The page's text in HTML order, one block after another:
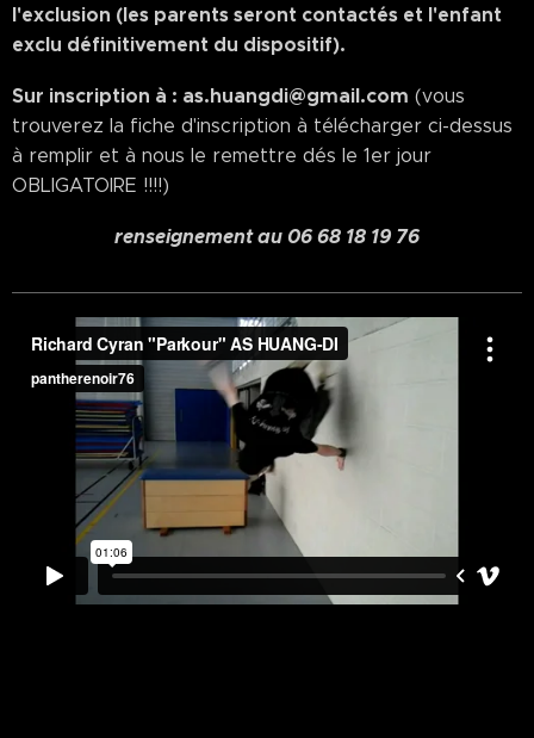
l'exclusion (les parents seront contactés et l'enfant
exclu définitivement du dispositif).
Sur inscription à : as.huangdi@gmail.com (vous
trouverez la fiche d'inscription à télécharger ci-dessus
à remplir et à nous le remettre dés le 1er jour
OBLIGATOIRE !!!!)
renseignement au 06 68 18 19 76